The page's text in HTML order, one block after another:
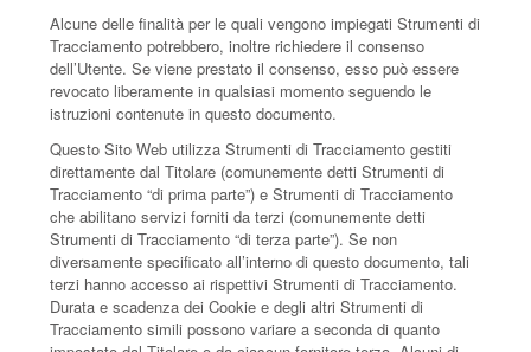
Alcune delle finalità per le quali vengono impiegati Strumenti di
Tracciamento potrebbero, inoltre richiedere il consenso
dell’Utente. Se viene prestato il consenso, esso può essere
revocato liberamente in qualsiasi momento seguendo le
istruzioni contenute in questo documento.
Questo Sito Web utilizza Strumenti di Tracciamento gestiti
direttamente dal Titolare (comunemente detti Strumenti di
Tracciamento “di prima parte”) e Strumenti di Tracciamento
che abilitano servizi forniti da terzi (comunemente detti
Strumenti di Tracciamento “di terza parte”). Se non
diversamente specificato all’interno di questo documento, tali
terzi hanno accesso ai rispettivi Strumenti di Tracciamento.
Durata e scadenza dei Cookie e degli altri Strumenti di
Tracciamento simili possono variare a seconda di quanto